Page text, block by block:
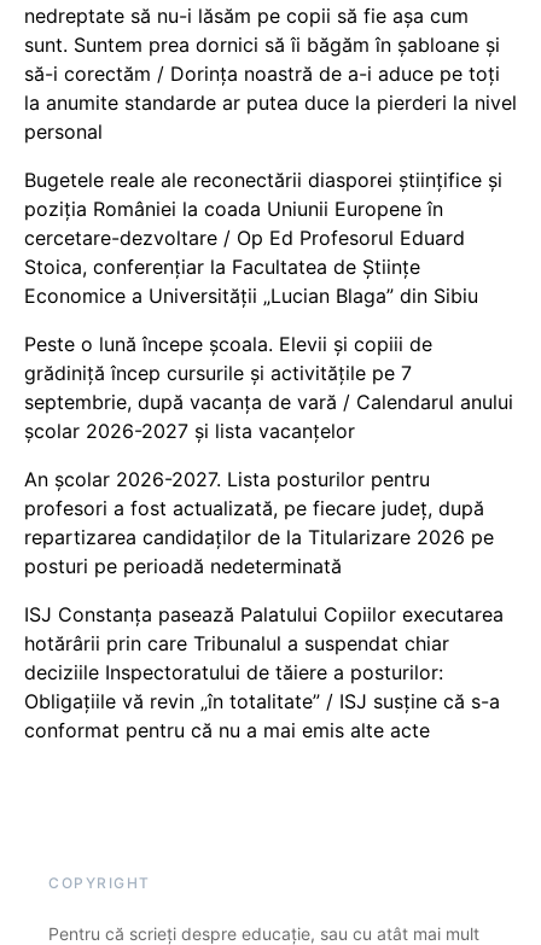
nedreptate să nu-i lăsăm pe copii să fie așa cum
sunt. Suntem prea dornici să îi băgăm în șabloane și
să-i corectăm / Dorința noastră de a-i aduce pe toți
la anumite standarde ar putea duce la pierderi la nivel
personal
Bugetele reale ale reconectării diasporei științifice și
poziția României la coada Uniunii Europene în
cercetare-dezvoltare / Op Ed Profesorul Eduard
Stoica, conferențiar la Facultatea de Științe
Economice a Universității „Lucian Blaga” din Sibiu
Peste o lună începe școala. Elevii și copiii de
grădiniță încep cursurile și activitățile pe 7
septembrie, după vacanța de vară / Calendarul anului
școlar 2026-2027 și lista vacanțelor
An școlar 2026-2027. Lista posturilor pentru
profesori a fost actualizată, pe fiecare județ, după
repartizarea candidaților de la Titularizare 2026 pe
posturi pe perioadă nedeterminată
ISJ Constanța pasează Palatului Copiilor executarea
hotărârii prin care Tribunalul a suspendat chiar
deciziile Inspectoratului de tăiere a posturilor:
Obligațiile vă revin „în totalitate” / ISJ susține că s-a
conformat pentru că nu a mai emis alte acte
COPYRIGHT
Pentru că scrieți despre educație, sau cu atât mai mult